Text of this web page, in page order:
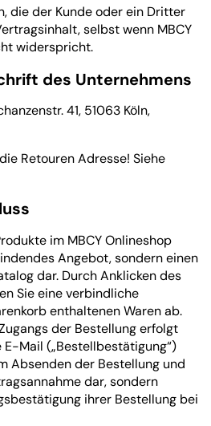
die der Kunde oder ein Dritter
selbst wenn MBCY
widerspricht.
des Unternehmens
41, 51063 Köln,
die Retouren Adresse! Siehe
im MBCY Onlineshop
Angebot, sondern einen
dar. Durch Anklicken des
Sie eine verbindliche
enthaltenen Waren ab.
der Bestellung erfolgt
Mail („Bestellbestätigung“)
Absenden der Bestellung und
dar, sondern
ihrer Bestellung bei